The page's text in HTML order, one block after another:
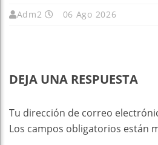
Adm2 06 Ago 2026
DEJA UNA RESPUESTA
Tu dirección de correo
Los campos obligatorios están